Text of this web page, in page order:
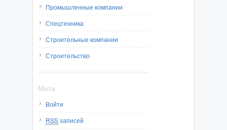
Промышленные компании
Спецтехника
Строительные компании
Строительство
Мета
Войти
RSSзаписей